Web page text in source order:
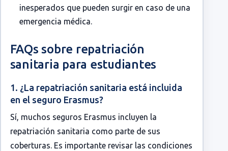
inesperados que pueden surgir en caso de una
emergencia médica.
FAQs sobre repatriación
sanitaria para estudiantes
1. ¿La repatriación sanitaria está incluida
en el seguro Erasmus?
Sí, muchos seguros Erasmus incluyen la
repatriación sanitaria como parte de sus
coberturas. Es importante revisar las condiciones